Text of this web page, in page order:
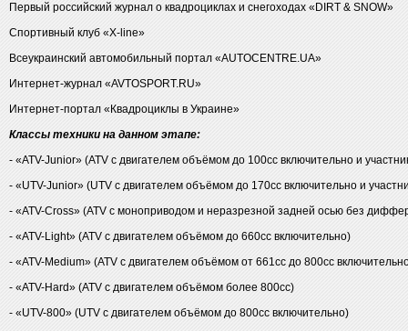
Первый российский журнал о квадроциклах и снегоходах «DIRT & SNOW»
Спортивный клуб «X-line»
Всеукраинский автомобильный портал «AUTOCENTRE.UA»
Интернет-журнал «AVTOSPORT.RU»
Интернет-портал «Квадроциклы в Украине»
Классы техники на данном этапе:
- «ATV-Junior» (ATV с двигателем объёмом до 100сс включительно и
- «UTV-Junior» (UTV с двигателем объёмом до 170сс включительно и
- «ATV-Cross» (ATV с моноприводом и неразрезной задней осью без
- «ATV-Light» (ATV с двигателем объёмом до 660сс включительно)
- «ATV-Medium» (ATV с двигателем объёмом от 661сс до 800сс
- «ATV-Hard» (ATV с двигателем объёмом более 800сс)
- «UTV-800» (UTV с двигателем объёмом до 800сс включительно)